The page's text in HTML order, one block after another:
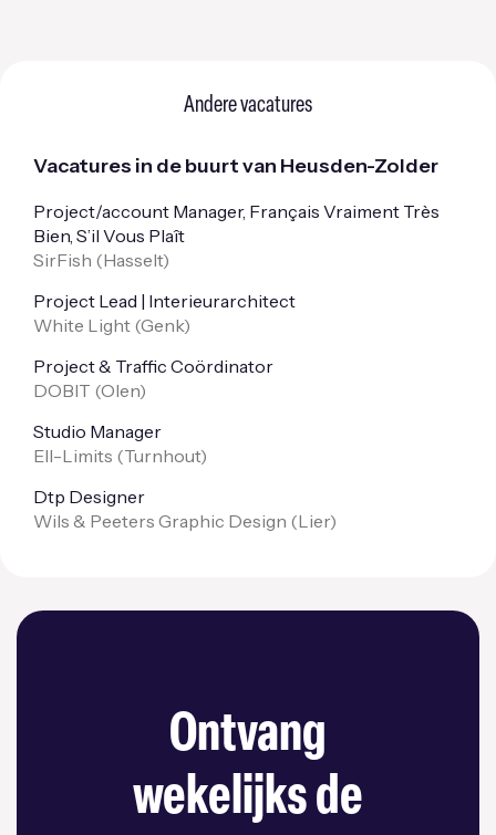
Andere vacatures
Vacatures in de buurt van Heusden-Zolder
Project/account Manager, Français Vraiment Très
Bien, S’il Vous Plaît
SirFish (Hasselt)
Project Lead | Interieurarchitect
White Light (Genk)
Project & Traffic Coördinator
DOBIT (Olen)
Studio Manager
Ell-Limits (Turnhout)
Dtp Designer
Wils & Peeters Graphic Design (Lier)
Ontvang
wekelijks de